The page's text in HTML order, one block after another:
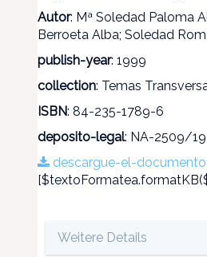
Autor: Mª Soledad Paloma
Berroeta Alba; Soledad
publish-year: 1999
collection: Temas
ISBN: 84-235-1789-6
deposito-legal: NA-2509/
descargue-el-
Weitere Details